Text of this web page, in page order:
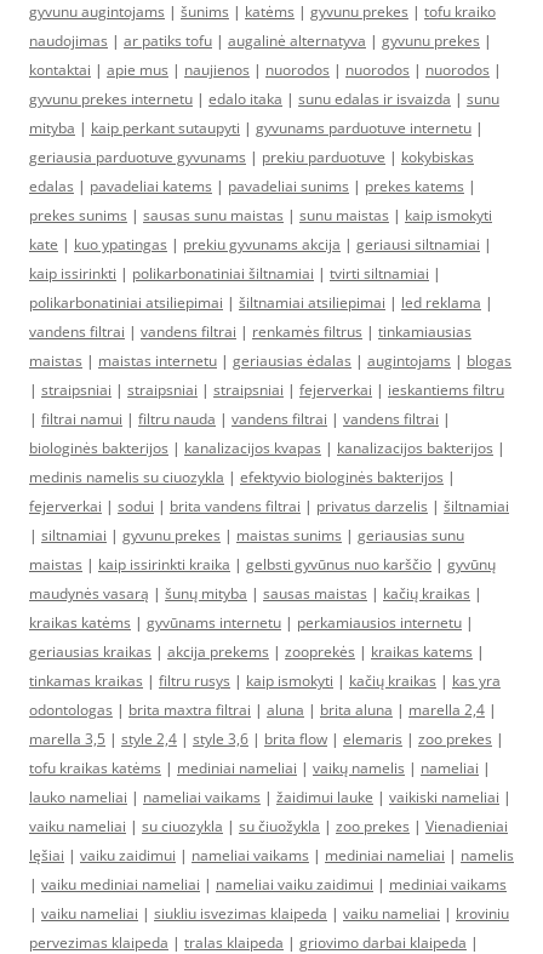
gyvunu augintojams | šunims | katėms | gyvunu prekes | tofu kraiko
naudojimas | ar patiks tofu | augalinė alternatyva | gyvunu prekes |
kontaktai | apie mus | naujienos | nuorodos | nuorodos | nuorodos |
gyvunu prekes internetu | edalo itaka | sunu edalas ir isvaizda | sunu
mityba | kaip perkant sutaupyti | gyvunams parduotuve internetu |
geriausia parduotuve gyvunams | prekiu parduotuve | kokybiskas
edalas | pavadeliai katems | pavadeliai sunims | prekes katems |
prekes sunims | sausas sunu maistas | sunu maistas | kaip ismokyti
kate | kuo ypatingas | prekiu gyvunams akcija | geriausi siltnamiai |
kaip issirinkti | polikarbonatiniai šiltnamiai | tvirti siltnamiai |
polikarbonatiniai atsiliepimai | šiltnamiai atsiliepimai | led reklama |
vandens filtrai | vandens filtrai | renkamės filtrus | tinkamiausias
maistas | maistas internetu | geriausias ėdalas | augintojams | blogas
| straipsniai | straipsniai | straipsniai | fejerverkai | ieskantiems filtru
| filtrai namui | filtru nauda | vandens filtrai | vandens filtrai |
biologinės bakterijos | kanalizacijos kvapas | kanalizacijos bakterijos |
medinis namelis su ciuozykla | efektyvio biologinės bakterijos |
fejerverkai | sodui | brita vandens filtrai | privatus darzelis | šiltnamiai
| siltnamiai | gyvunu prekes | maistas sunims | geriausias sunu
maistas | kaip issirinkti kraika | gelbsti gyvūnus nuo karščio | gyvūnų
maudynės vasarą | šunų mityba | sausas maistas | kačių kraikas |
kraikas katėms | gyvūnams internetu | perkamiausios internetu |
geriausias kraikas | akcija prekems | zooprekės | kraikas katems |
tinkamas kraikas | filtru rusys | kaip ismokyti | kačių kraikas | kas yra
odontologas | brita maxtra filtrai | aluna | brita aluna | marella 2,4 |
marella 3,5 | style 2,4 | style 3,6 | brita flow | elemaris | zoo prekes |
tofu kraikas katėms | mediniai nameliai | vaikų namelis | nameliai |
lauko nameliai | nameliai vaikams | žaidimui lauke | vaikiski nameliai |
vaiku nameliai | su ciuozykla | su čiuožykla | zoo prekes | Vienadieniai
lęšiai | vaiku zaidimui | nameliai vaikams | mediniai nameliai | namelis
| vaiku mediniai nameliai | nameliai vaiku zaidimui | mediniai vaikams
| vaiku nameliai | siukliu isvezimas klaipeda | vaiku nameliai | kroviniu
pervezimas klaipeda | tralas klaipeda | griovimo darbai klaipeda |